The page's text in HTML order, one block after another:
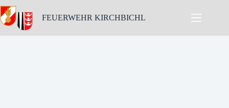
Skip
to
content
FEUERWEHR KIRCHBICHL